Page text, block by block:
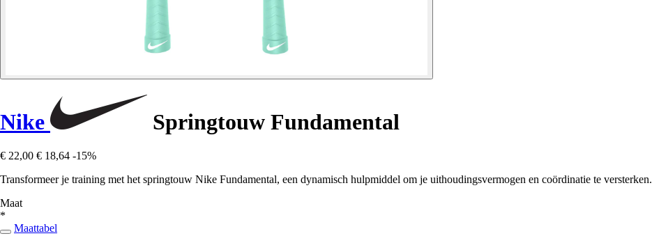
Nike Springtouw Fundamental
€ 22,00 € 18,64 -15%
Transformeer je training met het springtouw Nike Fundamental, een dynamisch hulpmiddel om je uithoudingsvermogen en coördinatie te versterken.
Maat
*
Maattabel